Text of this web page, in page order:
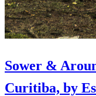
Sower &
Curitiba, by